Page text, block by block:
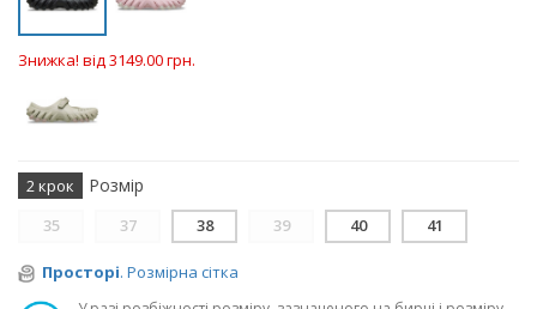
Знижка! від 3149.00 грн.
2 крок Розмір
35 37 38 39 40 41
Просторі. Розмірна сітка